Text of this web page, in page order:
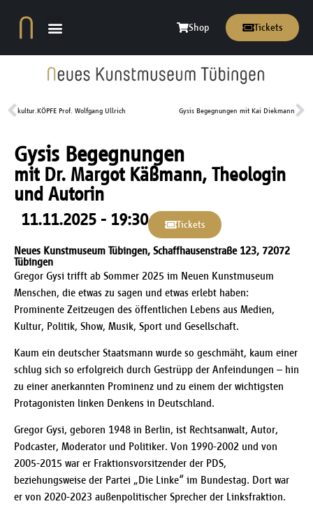
Tickets
Shop
kultur.KÖPFE Prof. Wolfgang Ullrich Gysis Begegnungen mit Kai Diekmann
Gysis Begegnungen
mit Dr. Margot Käßmann, Theologin
und Autorin
11.11.2025 - 19:30 Tickets
Neues Kunstmuseum Tübingen, Schaffhausenstraße 123, 72072
Tübingen
Gregor Gysi trifft ab Sommer 2025 im Neuen Kunstmuseum
Menschen, die etwas zu sagen und etwas erlebt haben:
Prominente Zeitzeugen des öffentlichen Lebens aus Medien,
Kultur, Politik, Show, Musik, Sport und Gesellschaft.
Kaum ein deutscher Staatsmann wurde so geschmäht, kaum einer
schlug sich so erfolgreich durch Gestrüpp der Anfeindungen – hin
zu einer anerkannten Prominenz und zu einem der wichtigsten
Protagonisten linken Denkens in Deutschland.
Gregor Gysi, geboren 1948 in Berlin, ist Rechtsanwalt, Autor,
Podcaster, Moderator und Politiker. Von 1990-2002 und von
2005-2015 war er Fraktionsvorsitzender der PDS,
beziehungsweise der Partei „Die Linke“ im Bundestag. Dort war
er von 2020-2023 außenpolitischer Sprecher der Linksfraktion.